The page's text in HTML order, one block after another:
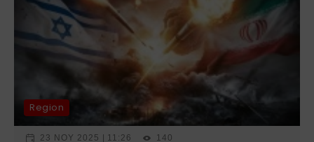
Region
23 NOY 2025 | 11:26 140